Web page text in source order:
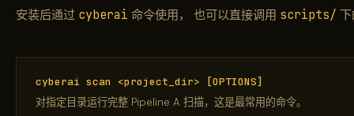
安装后通过 cyberai 命令使用， 也可以直接调用 scripts/
cyberai scan <project_dir> [OPTIONS]
对指定目录运行完整 Pipeline A 扫描，这是最常用的命令。